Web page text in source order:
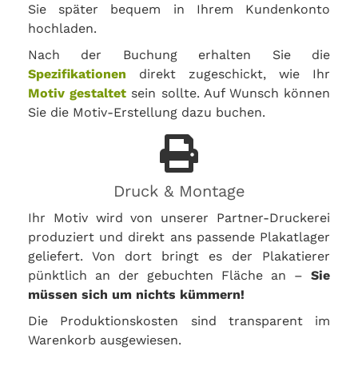
Sie später bequem in Ihrem Kundenkonto
hochladen.
Nach der Buchung erhalten Sie die
Spezifikationen direkt zugeschickt, wie Ihr
Motiv gestaltet sein sollte. Auf Wunsch können
Sie die Motiv-Erstellung dazu buchen.
Druck & Montage
Ihr Motiv wird von unserer Partner-Druckerei
produziert und direkt ans passende Plakatlager
geliefert. Von dort bringt es der Plakatierer
pünktlich an der gebuchten Fläche an – Sie
müssen sich um nichts kümmern!
Die Produktionskosten sind transparent im
Warenkorb ausgewiesen.